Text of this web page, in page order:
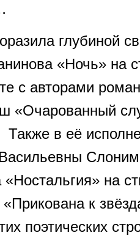
глубиной
«Ночь» на
с авторами
«Очарованный
в её
Слоним
«Ностальгия» на
к
поэтических